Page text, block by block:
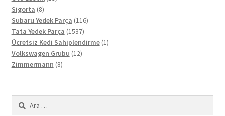
Sigorta 88
ürün
Subaru Yedek Parça 116116
Tata Yedek Parça 15371537
ürün
Ücretsiz Kedi Sahiplendirme 11
Volkswagen Grubu 1212
Zimmermann 88
Arama: